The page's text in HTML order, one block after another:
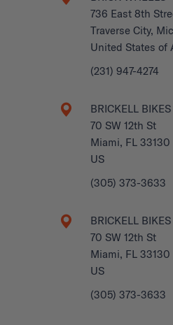
736 East 8th
Traverse City,
United States of
(231) 947-4274
BRICKELL BIKES
70 SW 12th St
Miami, FL 33130
US
(305) 373-3633
BRICKELL BIKES
70 SW 12th St
Miami, FL 33130
US
(305) 373-3633